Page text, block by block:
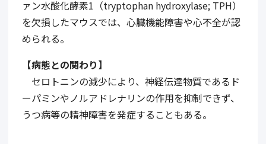
ァン水酸化酵素1（tryptophan hydroxylase; TPH）
を欠損したマウスでは、心臓機能障害や心不全が認
められる。
【病態との関わり】
セロトニンの減少により、神経伝達物質であるド
ーパミンやノルアドレナリンの作用を抑制できず、
うつ病等の精神障害を発症することもある。